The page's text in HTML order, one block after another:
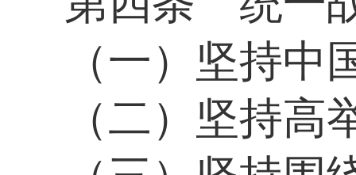
第四条 统一
（一）坚持
（二）坚持